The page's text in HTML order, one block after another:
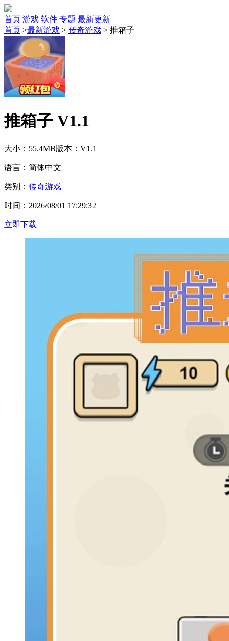
首页 游戏 软件 专题 最新更新
首页 >最新游戏 > 传奇游戏 > 推箱子
推箱子 V1.1
大小：55.4MB版本：V1.1
语言：简体中文
类别： 传奇游戏
时间：2026/08/01 17:29:32
立即下载